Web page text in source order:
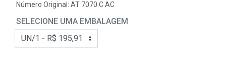
Número Original: AT 7070 C AC
SELECIONE UMA EMBALAGEM